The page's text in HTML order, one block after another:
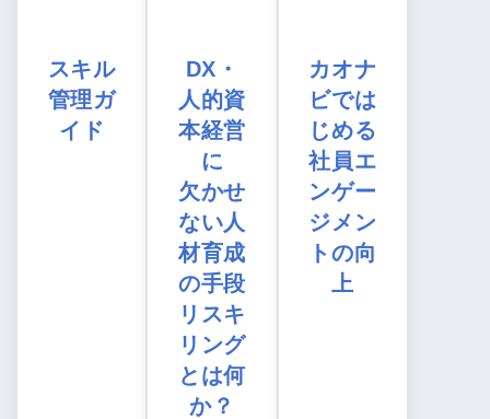
スキル
管理ガ
イド
DX・
人的資
本経営
に
欠かせ
ない人
材育成
の手段
リスキ
リング
とは何
か？
カオナ
ビでは
じめる
社員エ
ンゲー
ジメン
トの向
上